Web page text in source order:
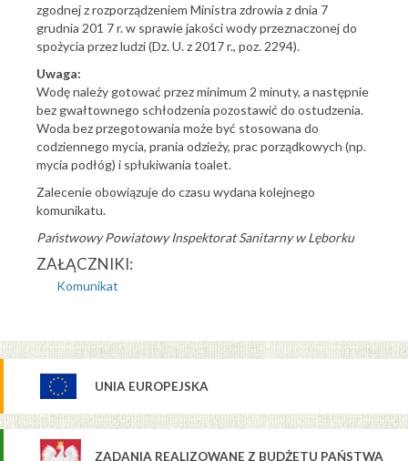
zgodnej z rozporządzeniem Ministra zdrowia z dnia 7
grudnia 201 7 r. w sprawie jakości wody przeznaczonej do
spożycia przez ludzi (Dz. U. z 2017 r., poz. 2294).
Uwaga:
Wodę należy gotować przez minimum 2 minuty, a następnie
bez gwałtownego schłodzenia pozostawić do ostudzenia.
Woda bez przegotowania może być stosowana do
codziennego mycia, prania odzieży, prac porządkowych (np.
mycia podłóg) i spłukiwania toalet.
Zalecenie obowiązuje do czasu wydana kolejnego
komunikatu.
Państwowy Powiatowy Inspektorat Sanitarny w Lęborku
ZAŁĄCZNIKI:
Komunikat
UNIA EUROPEJSKA
ZADANIA REALIZOWANE Z BUDŻETU PAŃSTWA